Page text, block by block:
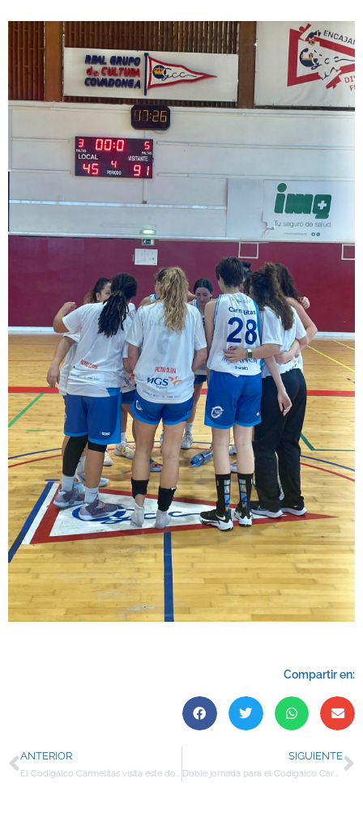
Compartir en:
ANTERIOR
El Codigalco Carmelitas visita este domingo (16h) al Covadonga de Gijón
SIGUIENTE
Doble jornada para el Codigalco Carmelitas en 1ª nacional